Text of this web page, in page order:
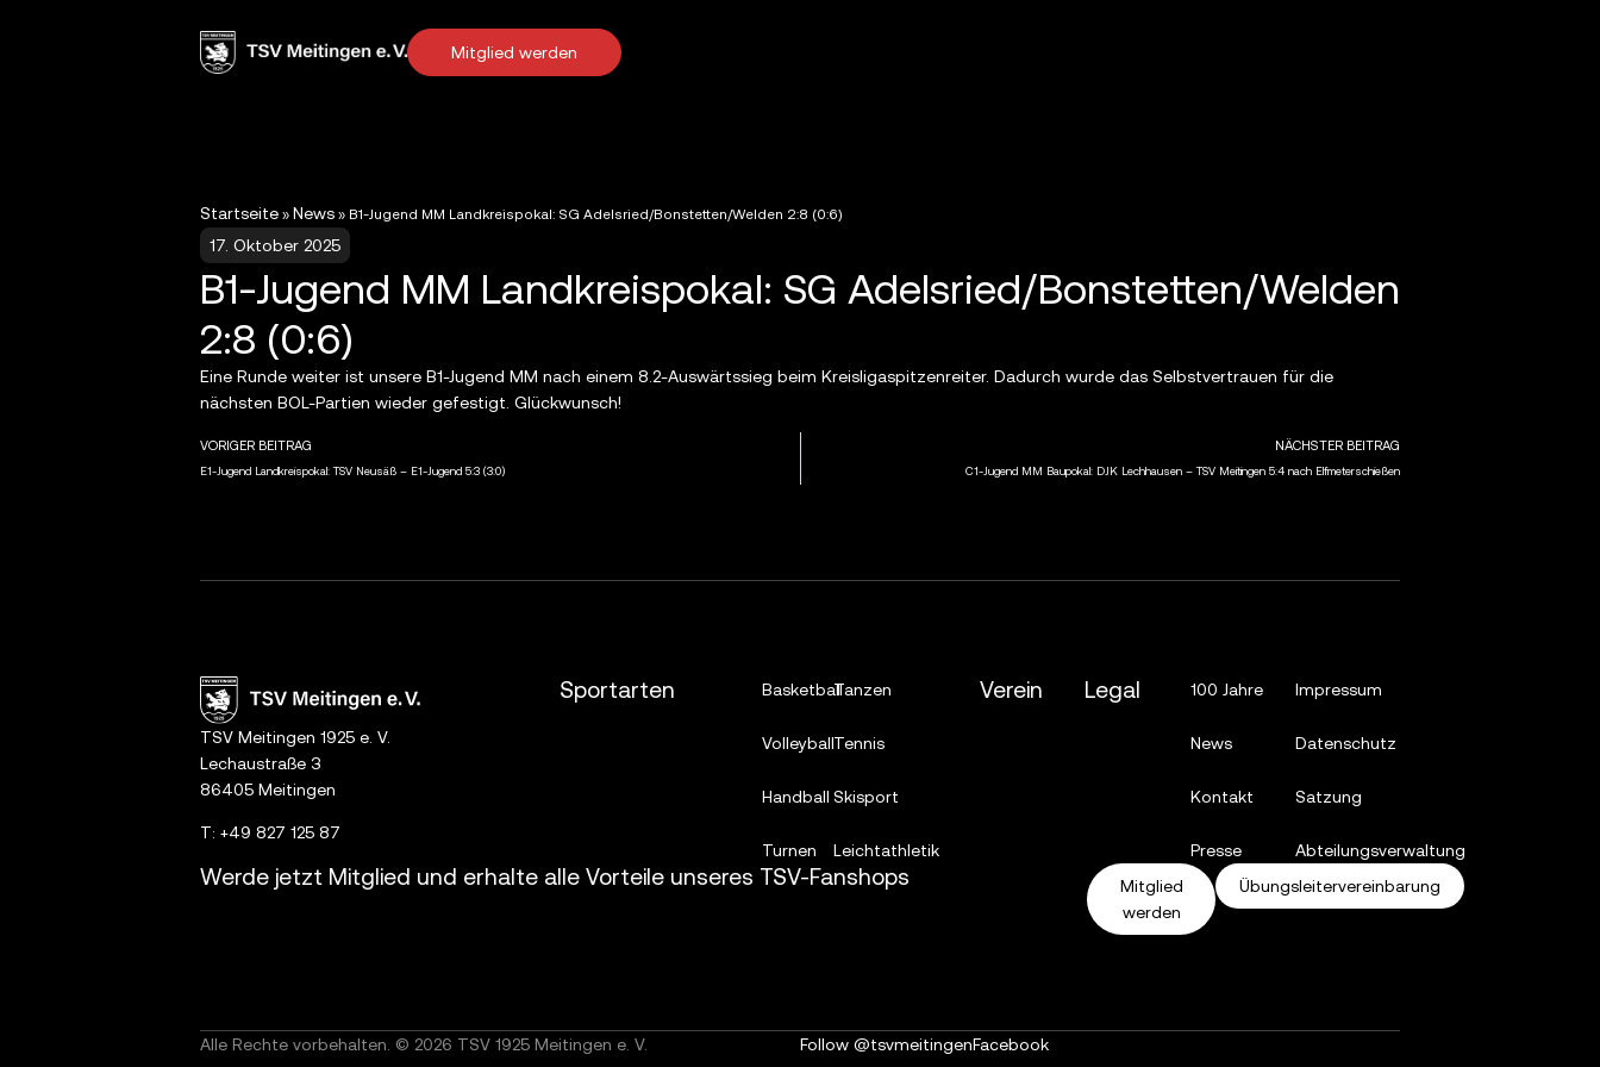
Mitglied werden
Startseite » News » B1-Jugend MM Landkreispokal: SG Adelsried/Bonstetten/Welden 2:8 (0:6)
17. Oktober 2025
B1-Jugend MM Landkreispokal: SG Adelsried/Bonstetten/Welden
2:8 (0:6)
Eine Runde weiter ist unsere B1-Jugend MM nach einem 8.2-Auswärtssieg beim Kreisligaspitzenreiter. Dadurch wurde das Selbstvertrauen für die
nächsten BOL-Partien wieder gefestigt. Glückwunsch!
VORIGER BEITRAG
E1-Jugend Landkreispokal: TSV Neusäß – E1-Jugend 5:3 (3:0)
NÄCHSTER BEITRAG
C1-Jugend MM Baupokal: DJK Lechhausen – TSV Meitingen 5:4 nach Elfmeterschießen
TSV Meitingen 1925 e. V.
Lechaustraße 3
86405 Meitingen
T: +49 827 125 87
Sportarten Basketball
Volleyball
Handball
Turnen
Tanzen
Tennis
Skisport
Leichtathletik
Verein Legal 100 Jahre
News
Kontakt
Presse
Impressum
Datenschutz
Satzung
Abteilungsverwaltung
Werde jetzt Mitglied und erhalte alle Vorteile unseres TSV-Fanshops
Mitglied
werden
Übungsleitervereinbarung
Alle Rechte vorbehalten. © 2026 TSV 1925 Meitingen e. V. Follow @tsvmeitingenFacebook